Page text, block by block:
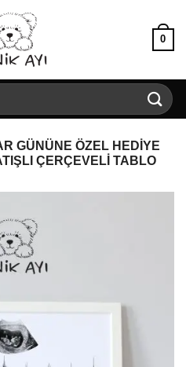
0
GÜNÜNE ÖZEL HEDIYE
ÇERÇEVELI TABLO